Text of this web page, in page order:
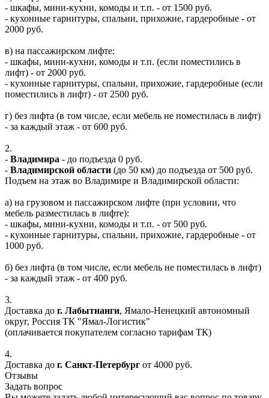
- шкафы, мини-кухни, комоды и т.п. - от 1500 руб.
- кухонные гарнитуры, спальни, прихожие, гардеробные - от
2000 руб.
в) на пассажирском лифте:
- шкафы, мини-кухни, комоды и т.п. (если поместились в
лифт) - от 2000 руб.
- кухонные гарнитуры, спальни, прихожие, гардеробные (если
поместились в лифт) - от 2500 руб.
г) без лифта (в том числе, если мебель не поместилась в лифт)
- за каждый этаж - от 600 руб.
2.
- Владимира - до подъезда 0 руб.
- Владимирской области (до 50 км) до подъезда от 500 руб.
Подъем на этаж во Владимире и Владимирской области:
а) на грузовом и пассажирском лифте (при условии, что
мебель разместилась в лифте):
- шкафы, мини-кухни, комоды и т.п. - от 500 руб.
- кухонные гарнитуры, спальни, прихожие, гардеробные - от
1000 руб.
б) без лифта (в том числе, если мебель не поместилась в лифт)
- за каждый этаж - от 400 руб.
3.
Доставка до г. Лабытнанги, Ямало-Ненецкий автономный
округ, Россия ТК "Ямал-Логистик"
(оплачивается покупателем согласно тарифам ТК)
4.
Доставка до г. Санкт-Петербург от 4000 руб.
Отзывы
Задать вопрос